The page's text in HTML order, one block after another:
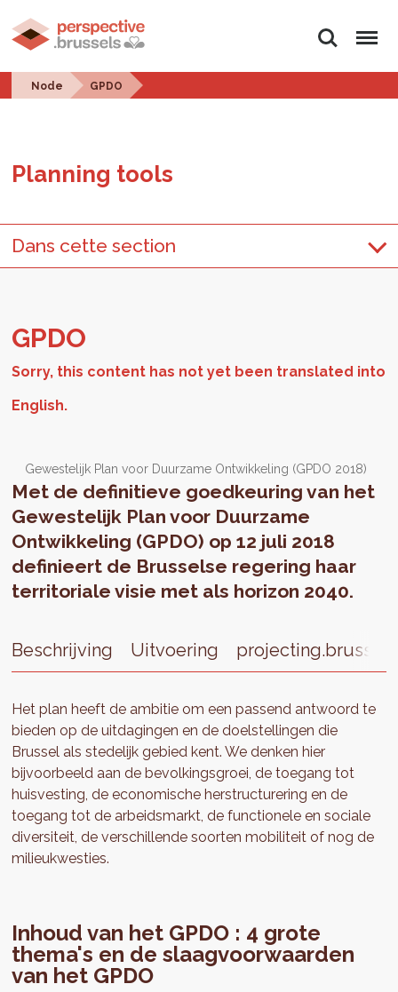
Search Menu
Node GPDO
Plan­ning tools
Dans cette section
GPDO
Gewestelijk Plan voor Duurzame Ontwikkeling (GPDO 2018)
Met de definitieve goedkeuring van het
Gewestelijk Plan voor Duurzame
Ontwikkeling (GPDO) op 12 juli 2018
definieert de Brusselse regering haar
territoriale visie met als horizon 2040.
Beschrijving Uitvoering projecting.brussels
Het plan heeft de ambitie om een passend antwoord te
bieden op de uitdagingen en de doelstellingen die
Brussel als stedelijk gebied kent. We denken hier
bijvoorbeeld aan de bevolkingsgroei, de toegang tot
huisvesting, de economische herstructurering en de
toegang tot de arbeidsmarkt, de functionele en sociale
diversiteit, de verschillende soorten mobiliteit of nog de
milieukwesties.
Inhoud van het GPDO : 4 grote
thema's en de slaagvoorwaarden
van het GPDO